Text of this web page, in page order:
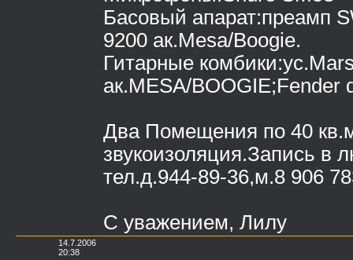
Басовый апарат:преамп
9200 ак.Mesa/Boogie.
Гитарные
ак.MESA/BOOGIE;Fender
Два Помещения по 40
звукоизоляция.Запись в
тел.д.944-89-36,м.8 906
C уважением, Лилу
14.7.2006
20:38